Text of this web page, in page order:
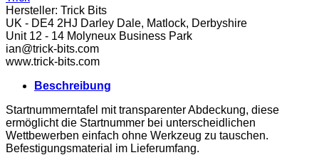
Menge
Hersteller: Trick Bits
UK - DE4 2HJ Darley Dale, Matlock, Derbyshire
Unit 12 - 14 Molyneux Business Park
ian@trick-bits.com
www.trick-bits.com
Beschreibung
Startnummerntafel mit transparenter Abdeckung, diese
ermöglicht die Startnummer bei unterscheidlichen
Wettbewerben einfach ohne Werkzeug zu tauschen.
Befestigungsmaterial im Lieferumfang.